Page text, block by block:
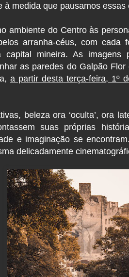
à medida que pausamos essas
ambiente do Centro às
arranha-céus, com cada
mineira. As imagens
as paredes do Galpão
a partir desta terça-feira, 1º
beleza ora ‘oculta’, ora
suas próprias
e imaginação se
delicadamente